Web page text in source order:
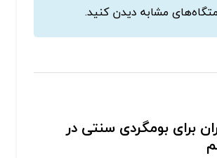
مشابه دیدن کنید.
برای بومگردی سنتی در